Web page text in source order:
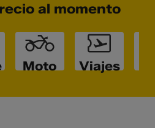
al momento
Moto Viajes